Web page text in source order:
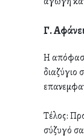
Γ.
Η
διαζύγιο
Τέλος:
σύζυγό